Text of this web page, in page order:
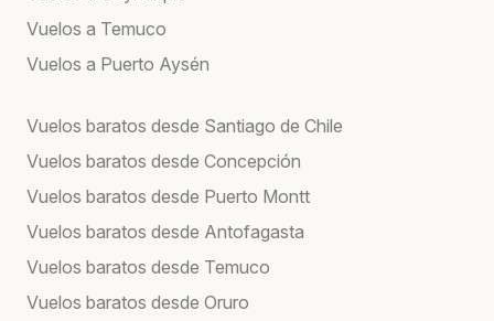
Vuelos a Temuco
Vuelos a Puerto Aysén
Vuelos baratos desde Santiago de Chile
Vuelos baratos desde Concepción
Vuelos baratos desde Puerto Montt
Vuelos baratos desde Antofagasta
Vuelos baratos desde Temuco
Vuelos baratos desde Oruro